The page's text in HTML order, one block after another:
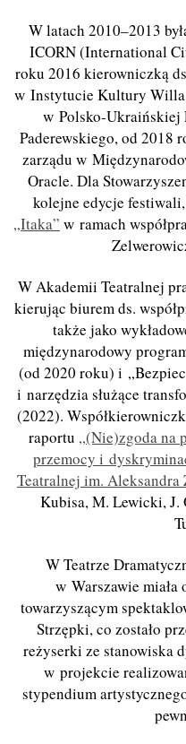
W latach 2010–2013
ICORN (International
roku 2016 kierowniczką
w Instytucie Kultury Willa
w Polsko-Ukraińskiej
Paderewskiego, od 2018
zarządu w
Oracle. Dla
kolejne edycje
„Itaka” w ramach
W Akademii Teatralnej
kierując biurem ds.
także jako
międzynarodowy
(od 2020 roku) i
i narzędzia służące
(2022).
raportu „(Nie)zgoda na
przemocy i
Teatralnej im. Aleksandra
Kubisa, M. Lewicki, J.
W Teatrze
w Warszawie miała
towarzyszącym
Strzępki, co zostało
reżyserki ze stanowiska
w projekcie
stypendium